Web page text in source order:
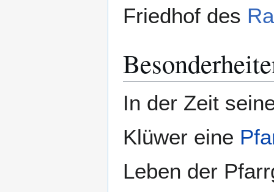
Friedhof des
In der Zeit
Klüwer eine
Leben der